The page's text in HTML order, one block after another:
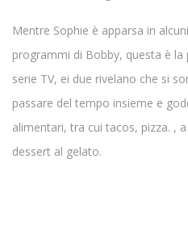
Mentre Sophie è apparsa in
programmi di Bobby, questa è
serie TV, ei due rivelano che si
passare del tempo insieme e
alimentari, tra cui tacos, pizza. , a
dessert al gelato.